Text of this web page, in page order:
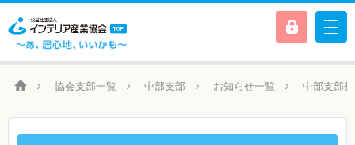
協会支部一覧 中部支部 お知らせ一覧 中部支部